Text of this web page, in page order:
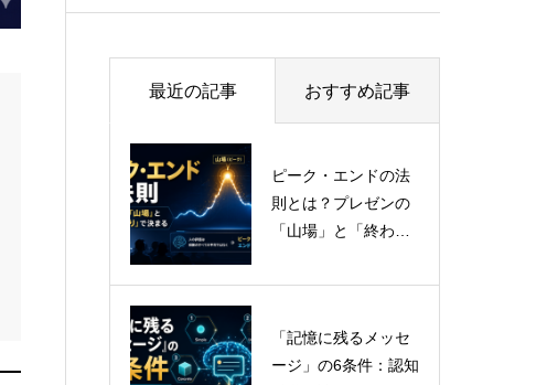
最近の記事 おすすめ記事
ピーク・エンドの法
則とは？プレゼンの
「山場」と「終わり
認知科学
「記憶に残るメッセ
ージ」の6条件：認知
プレゼンテーション
の科学：Gemini 3.0
革命と「Deep Thin
知の変容
脳の認知特性をハッ
クする：科学的エビ